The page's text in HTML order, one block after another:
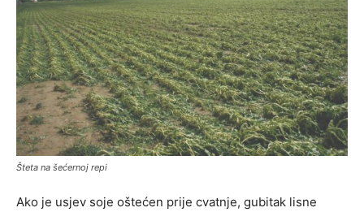
Šteta na šećernoj repi
Ako je usjev soje oštećen prije cvatnje, gubitak lisne